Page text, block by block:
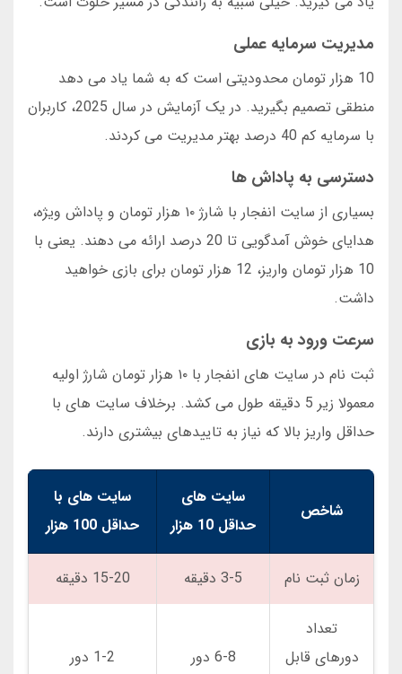
مدیریت سرمایه عملی
10 هزار تومان محدودیتی است که به شما یاد می دهد
منطقی تصمیم بگیرید. در یک آزمایش در سال 2025، کاربران
با سرمایه کم 40 درصد بهتر مدیریت می کردند.
دسترسی به پاداش ها
بسیاری از سایت انفجار با شارژ ۱۰ هزار تومان و پاداش ویژه،
هدایای خوش آمدگویی تا 20 درصد ارائه می دهند. یعنی با
10 هزار تومان واریز، 12 هزار تومان برای بازی خواهید
داشت.
سرعت ورود به بازی
ثبت نام در سایت های انفجار با ۱۰ هزار تومان شارژ اولیه
معمولا زیر 5 دقیقه طول می کشد. برخلاف سایت های با
حداقل واریز بالا که نیاز به تاییدهای بیشتری دارند.
شاخص
سایت های
حداقل 10 هزار
سایت های با
حداقل 100 هزار
زمان ثبت نام 3-5 دقیقه 15-20 دقیقه
تعداد
دورهای قابل
6-8 دور 1-2 دور